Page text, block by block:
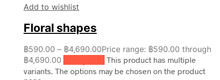
Add to wishlist
Floral shapes
฿590.00 – ฿4,690.00Price range: ฿590.00 through
฿4,690.00
This product has multiple
variants. The options may be chosen on the product